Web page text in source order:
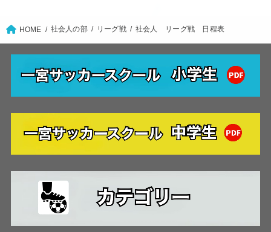
HOME 社会人の部 リーグ戦 社会人 リーグ戦 日程表